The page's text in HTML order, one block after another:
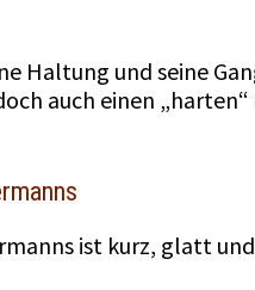
Haltung und seine
auch einen
ist kurz, glatt